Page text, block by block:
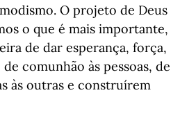
O projeto de Deus
o que é mais importante,
de dar esperança, força,
comunhão às pessoas, de
às outras e construírem